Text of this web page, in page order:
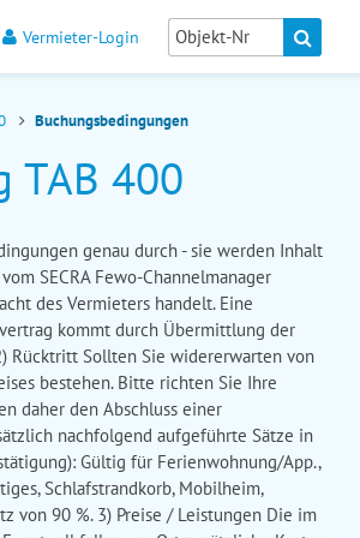
Vermieter-Login
Buchungsbedingungen
TAB 400
genau durch - sie werden Inhalt
SECRA Fewo-Channelmanager
des Vermieters handelt. Eine
kommt durch Übermittlung der
Rücktritt Sollten Sie widererwarten von
bestehen. Bitte richten Sie Ihre
daher den Abschluss einer
nachfolgend aufgeführte Sätze in
Gültig für Ferienwohnung/App.,
Schlafstrandkorb, Mobilheim,
von 90 %. 3) Preise / Leistungen Die im